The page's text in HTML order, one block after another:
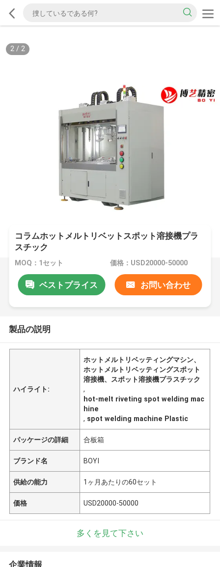
2/ 2
コラムホットメルトリベットスポット溶接機プラ
スチック
MOQ：1セット 価格：USD20000-50000
ベストプライス お問い合わせ
製品の説明
ハイライト:
ホットメルトリベッティングマシン、
ホットメルトリベッティングスポット
溶接機、スポット溶接機プラスチック
,
hot-melt riveting spot welding mac
hine
, spot welding machine Plastic
パッケージの詳細 合板箱
ブランド名 BOYI
供給の能力 1ヶ月あたりの60セット
価格 USD20000-50000
多くを見て下さい
企業情報